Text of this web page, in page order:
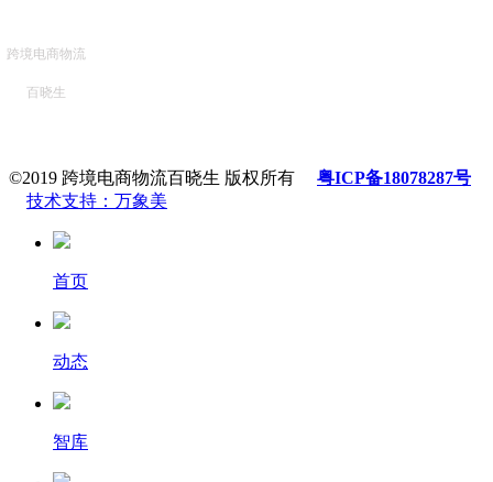
跨境电商物流
百晓生
©2019 跨境电商物流百晓生 版权所有 粤ICP备18078287号
技术支持：万象美
首页
动态
智库